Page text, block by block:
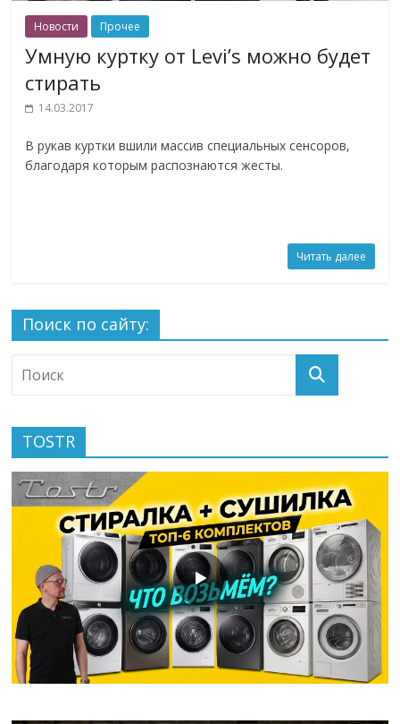
Новости Прочее
Умную куртку от Levi’s можно будет
стирать
14.03.2017
В рукав куртки вшили массив специальных сенсоров,
благодаря которым распознаются жесты.
Читать далее
Поиск по сайту:
TOSTR